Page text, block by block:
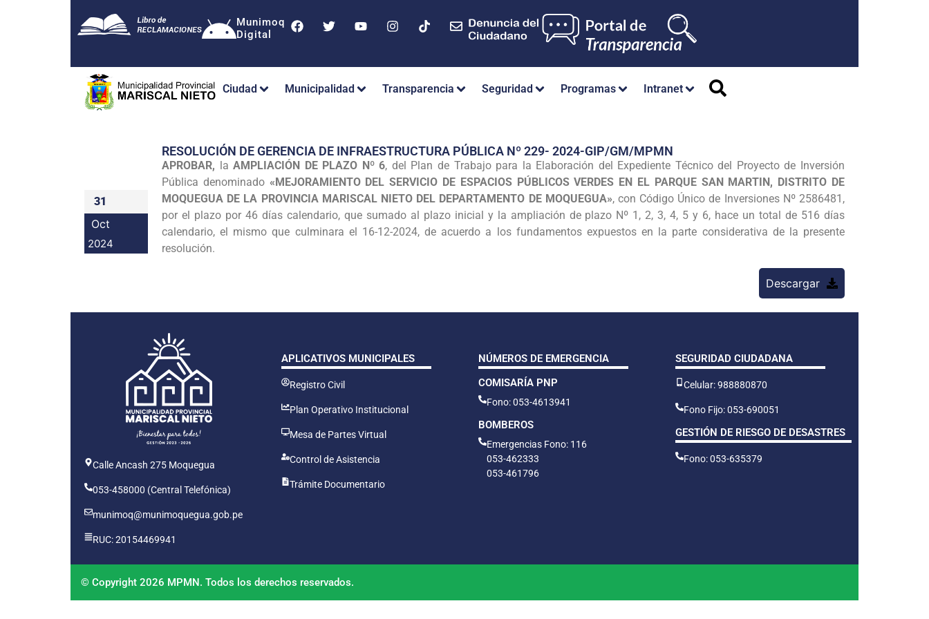
Munimoq
Digital
Ciudad Municipalidad Transparencia Seguridad Programas Intranet
31
Oct
2024
RESOLUCIÓN DE GERENCIA DE INFRAESTRUCTURA PÚBLICA Nº 229- 2024-GIP/GM/MPMN
APROBAR, laAMPLIACIÓN DE PLAZO Nº 6, del Plan de Trabajo para la Elaboración del Expediente Técnico del Proyecto de Inversión
Pública denominado «MEJORAMIENTO DEL SERVICIO DE ESPACIOS PÚBLICOS VERDES EN EL PARQUE SAN MARTIN, DISTRITO DE
MOQUEGUA DE LA PROVINCIA MARISCAL NIETO DEL DEPARTAMENTO DE MOQUEGUA», con Código Único de Inversiones Nº 2586481,
por el plazo por 46 días calendario, que sumado al plazo inicial y la ampliación de plazo Nº 1, 2, 3, 4, 5 y 6, hace un total de 516 días
calendario, el mismo que culminara el 16-12-2024, de acuerdo a los fundamentos expuestos en la parte considerativa de la presente
resolución.
Descargar
Calle Ancash 275 Moquegua
053-458000 (Central Telefónica)
munimoq@munimoquegua.gob.pe
RUC: 20154469941
APLICATIVOS MUNICIPALES
Registro Civil
Plan Operativo Institucional
Mesa de Partes Virtual
Control de Asistencia
Trámite Documentario
NÚMEROS DE EMERGENCIA
COMISARÍA PNP
Fono: 053-4613941
BOMBEROS
Emergencias Fono: 116
053-462333
053-461796
SEGURIDAD CIUDADANA
Celular: 988880870
Fono Fijo: 053-690051
GESTIÓN DE RIESGO DE DESASTRES
Fono: 053-635379
© Copyright 2026 MPMN. Todos los derechos reservados.